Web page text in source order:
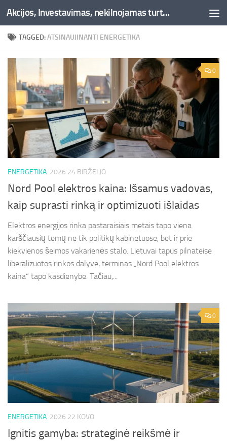
Skip to content Akcijos, Investavimas, nekilnojamas turtas, kriptovaliutos - Besociai.lt
TAGGED:ATSINAUJINANTI ENERGETIKA
0
ENERGETIKA 2026 24 BIRŽELIO
Nord Pool elektros kaina: Išsamus vadovas,
kaip suprasti rinką ir optimizuoti išlaidas
Elektros energijos rinka pastaraisiais metais tapo viena
karščiausių temų ne tik politikų kabinetuose, bet ir prie
kiekvienos šeimos vakarienės stalo. Lietuvai tapus pilnateise
liberalizuotos rinkos dalyve, terminas „Nord Pool elektros
kaina“ tapo kasdienybe. Tačiau,...
0
ENERGETIKA 2026 22 KOVO
Ignitis gamyba: strateginė reikšmė ir